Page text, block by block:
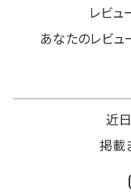
レビュ
あなたのレビュ
近
掲載